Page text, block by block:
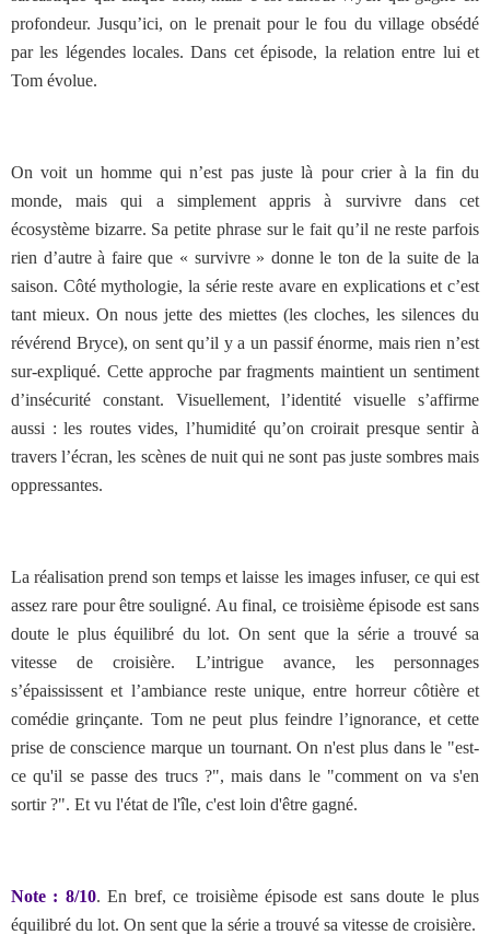
profondeur. Jusqu’ici, on le prenait pour le fou du village obsédé
par les légendes locales. Dans cet épisode, la relation entre lui et
Tom évolue.
On voit un homme qui n’est pas juste là pour crier à la fin du
monde, mais qui a simplement appris à survivre dans cet
écosystème bizarre. Sa petite phrase sur le fait qu’il ne reste parfois
rien d’autre à faire que « survivre » donne le ton de la suite de la
saison. Côté mythologie, la série reste avare en explications et c’est
tant mieux. On nous jette des miettes (les cloches, les silences du
révérend Bryce), on sent qu’il y a un passif énorme, mais rien n’est
sur-expliqué. Cette approche par fragments maintient un sentiment
d’insécurité constant. Visuellement, l’identité visuelle s’affirme
aussi : les routes vides, l’humidité qu’on croirait presque sentir à
travers l’écran, les scènes de nuit qui ne sont pas juste sombres mais
oppressantes.
La réalisation prend son temps et laisse les images infuser, ce qui est
assez rare pour être souligné. Au final, ce troisième épisode est sans
doute le plus équilibré du lot. On sent que la série a trouvé sa
vitesse de croisière. L’intrigue avance, les personnages
s’épaississent et l’ambiance reste unique, entre horreur côtière et
comédie grinçante. Tom ne peut plus feindre l’ignorance, et cette
prise de conscience marque un tournant. On n'est plus dans le "est-
ce qu'il se passe des trucs ?", mais dans le "comment on va s'en
sortir ?". Et vu l'état de l'île, c'est loin d'être gagné.
Note : 8/10. En bref,ce troisième épisode est sans doute le plus
équilibré du lot. On sent que la série a trouvé sa vitesse de croisière.